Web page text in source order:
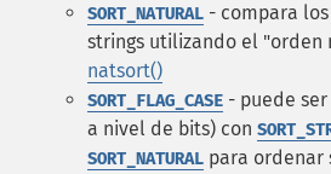
SORT_NATURAL - compara
strings utilizando el "orden
natsort()
SORT_FLAG_CASE - puede
a nivel de bits) con
SORT_NATURAL para ordenar